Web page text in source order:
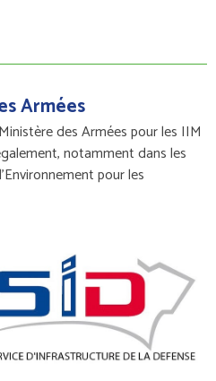
Armées
des Armées pour les IIM
notamment dans les
pour les